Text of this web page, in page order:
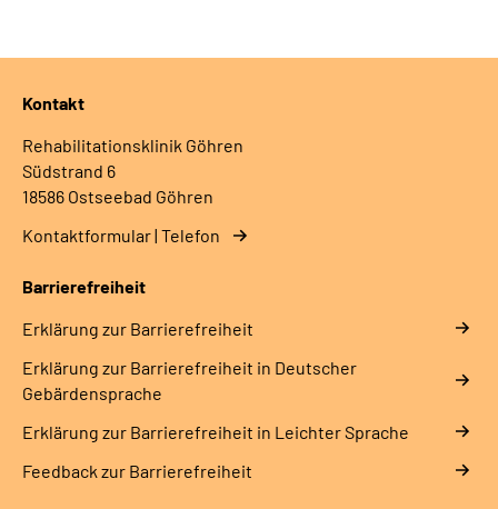
Kontakt
Rehabilitationsklinik Göhren
Südstrand 6
18586 Ostseebad Göhren
Kontaktformular | Telefon
Barrierefreiheit
Erklärung zur Barrierefreiheit
Erklärung zur Barrierefreiheit in Deutscher
Gebärdensprache
Erklärung zur Barrierefreiheit in Leichter Sprache
Feedback zur Barrierefreiheit